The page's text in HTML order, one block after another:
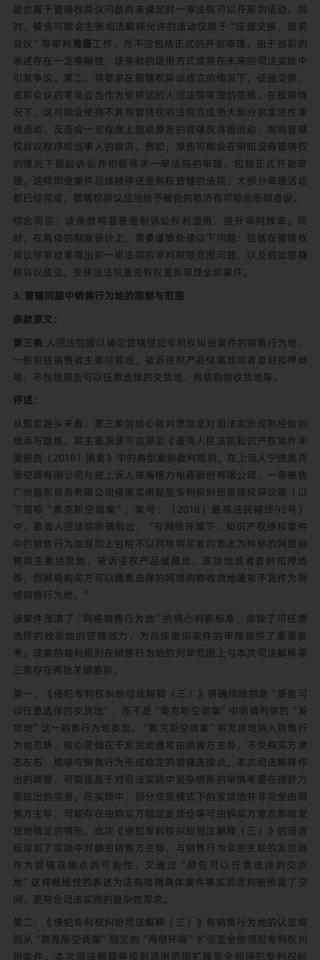
庭也属于管辖权异议问题尚未确定时一审法院可以开展的活动。同
时，被告可能会主张司法解释允许的活动仅限于“证据交换、庭前
会议”等审判 准备工作，而不应包括正式的开庭审理。由于当前的
表述存在一定模糊性，该条款的适用方式或将在未来的司法实践中
引发争议。第二，其要求在管辖权异议成立的情况下，证据交换、
庭前会议的笔录应当作为受移送的人民法院审理的依据。在极端情
况下，这可能会使得不具有管辖权的法院完成绝大部分的实质性审
理活动，反而会一定程度上鼓励原告的管辖权寻租活动，削弱管辖
权异议程序给当事人的救济。例如，原告可能会在明知没有管辖权
的情况下提起诉讼并积极寻求一审法院的审理，包括正式开庭审
理。这样即便案件后续被移送至有权管辖的法院，大部分审理活动
都已经完成，管辖权异议应当给予被告的救济有可能会形同虚设。
综合而言，该条款将显著遏制诉讼权利滥用、提升审判效率。同
时，在具体的制度设计上，需要谨慎处理以下问题：包括在管辖权
异议终审结果得出前一审法院的审判权限范围问题，以及假如管辖
权异议成立，受移送法院是否有权重新审理全部案件。
3. 管辖问题中销售行为地的限制与范围
条款原文：
第三条人民法院据以确定管辖侵犯专利权纠纷案件的销售行为地，
一般包括销售者主要经营地、被诉侵权产品储藏地或者查封扣押地
等，不包括原告可以任意选择的交货地、网络购物收货地等。
评述：
从规范源头来看，第三条的核心裁判思路是对司法实践成熟经验的
继承与提炼。其主要渊源可追溯至《最高人民法院知识产权案件年
度报告（2018）摘要》中的典型案例裁判规则。在上诉人宁波奥克
斯空调有限公司与被上诉人珠海格力电器股份有限公司、一审被告
广州晶东贸易有限公司侵害实用新型专利权纠纷管辖权异议案（以
下简称“奥克斯空调案”，案号：（2018）最高法民辖终93号）
中，最高人民法院明确指出，“在网络环境下，知识产权侵权案件
中的销售行为地原则上包括不以网络购买者的意志为转移的网络销
售商主要经营地、被诉侵权产品储藏地、发货地或者查封扣押地
等，但网络购买方可以随意选择的网络购物收货地通常不宜作为网
络销售行为地。”
该案件厘清了“网络销售行为地”的核心判断标准，排除了可任意
选择的收货地的管辖效力，为后续类似案件的审理提供了重要参
考。该案的裁判规则在销售行为地的列举范围上与本次司法解释第
三条存在两处关键差异。
第一，《侵犯专利权纠纷司法解释（三）》明确排除的是“原告可
以任意选择的交货地”，而不是“奥克斯空调案”中明确列举的“发
货地”这一销售行为地类型。“奥克斯空调案”将发货地纳入销售行
为地范畴，核心逻辑在于发货地通常由销售方主导，不受购买方意
志左右，能够与销售行为形成稳定的管辖连接点。本次司法解释作
出的调整，可能是基于对司法实践中复杂情形的审慎考量在措辞方
面做出的完善。在实践中，部分交易模式下的发货地并非完全由销
售方主导，可能存在由购买方指定发货仓等可由购买方意志影响发
货地确定的情形。此次《侵犯专利权纠纷司法解释（三）》的语言
既保留了实践中对确由销售方主导、与销售行为紧密关联的发货地
作为管辖连接点的可能性，又通过“原告可以任意选择的交货
地”这样概括性的表述为法院根据具体案件事实灵活判断预留了空
间，更符合司法实践的复杂性需求。
第二，《侵犯专利权纠纷司法解释（三）》将销售行为地的认定规
则从“奥克斯空调案”限定的“网络环境”扩张至全部侵犯专利权纠
纷案件。本次司法解释将规则适用范围扩展至全部侵犯专利权纠